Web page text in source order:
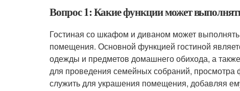
Вопрос 1: Какие функции может
Гостиная со шкафом и диваном может
помещения. Основной функцией гостиной
одежды и предметов домашнего обихода, а
для проведения семейных собраний,
служить для украшения помещения, добавляя